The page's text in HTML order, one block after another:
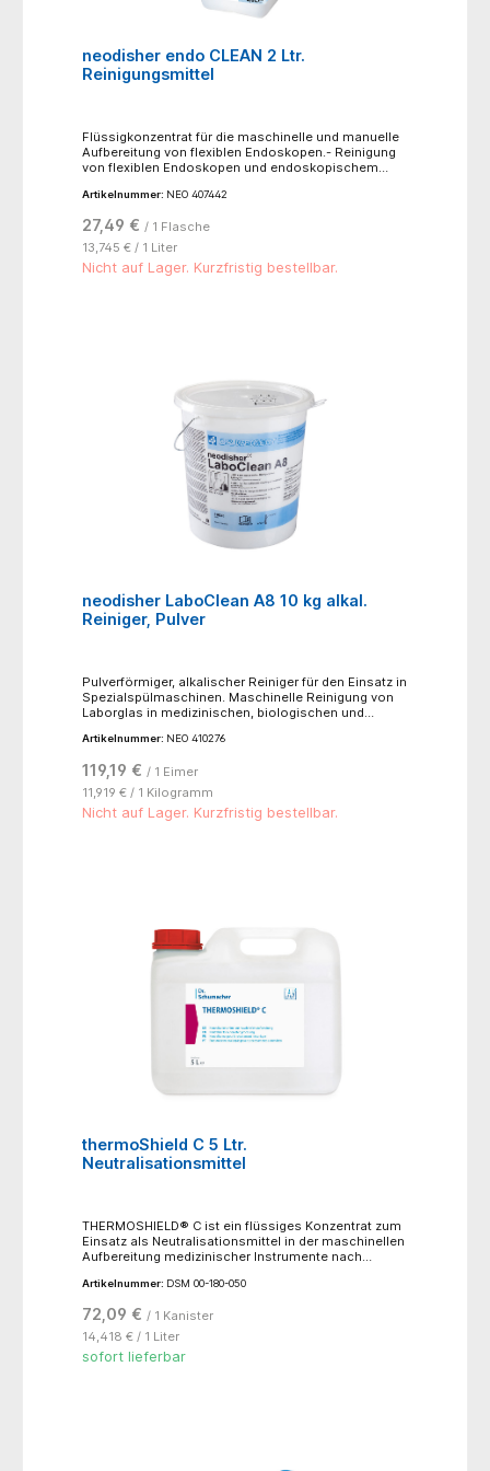
neodisher endo CLEAN 2 Ltr.
Reinigungsmittel
Flüssigkonzentrat für die maschinelle und manuelle
Aufbereitung von flexiblen Endoskopen.- Reinigung
von flexiblen Endoskopen und endoskopischem
Desinfektionsgeräten (RDG-E)- manuelle Reinigung
Zusatzinstrumentarium im Tauch- bzw.
Ultraschallbad!! nur für den professionellen
Gebrauch !!
Artikelnummer: NEO 407442
27,49 € / 1 Flasche
13,745 € / 1 Liter
Nicht auf Lager. Kurzfristig bestellbar.
neodisher LaboClean A8 10 kg alkal.
Reiniger, Pulver
Pulverförmiger, alkalischer Reiniger für den Einsatz in
Spezialspülmaschinen. Maschinelle Reinigung von
Laborglas in medizinischen, biologischen und
Ernährungsindustrie. neodisher LaboClean A 8
eine sehr gute Reinigungswirkung gegenüber Blut,
Eiweiß und Lebensmittelrückständen. Übliche
Labormaterialien aus Glas, Keramik und Edelstahl
werden von neodisher LaboClean A 8-Lösungen
Artikelnummer: NEO 410276
119,19 € / 1 Eimer
11,919 € / 1 Kilogramm
Nicht auf Lager. Kurzfristig bestellbar.
thermoShield C 5 Ltr.
Neutralisationsmittel
THERMOSHIELD® C ist ein flüssiges Konzentrat zum
Einsatz als Neutralisationsmittel in der maschinellen
Aufbereitung medizinischer Instrumente nach
Reinigungsschritt. Der saure pH-Wert hält
Ablagerungen und insbesondere Kalkrückständen.
Durch den Einsatz von THERMOSHIELD® C in der
Neutralisation können besonders empfindliche
Materialien geschützt und verschleppte Alkalireste
Artikelnummer: DSM 00-180-050
72,09 € / 1 Kanister
14,418 € / 1 Liter
sofort lieferbar